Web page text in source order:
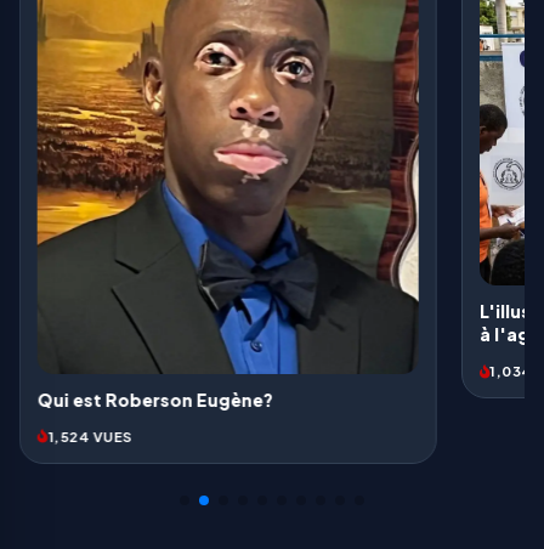
L'illusion électorale: Une provocation face
à l'agonie d'un peuple
1,034 VUES
haïtien
989